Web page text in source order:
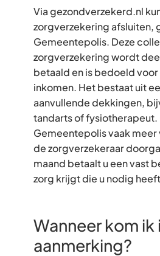
Via gezondverzekerd.nl
zorgverzekering afsluiten,
Gemeentepolis. Deze
zorgverzekering wordt
betaald en is bedoeld
inkomen. Het bestaat uit
aanvullende dekkingen,
tandarts of fysiotherapeut.
Gemeentepolis vaak
de zorgverzekeraar
maand betaalt u een vast
zorg krijgt die u nodig
Wanneer kom ik
aanmerking?